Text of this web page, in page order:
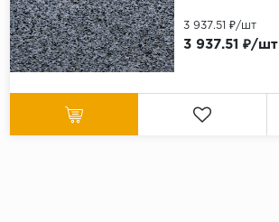
3 937.51 ₽/шт
3 937.51 ₽/шт